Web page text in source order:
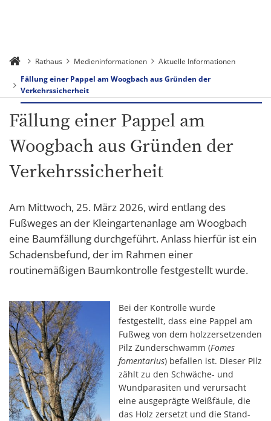
Rathaus Medieninformationen
Aktuelle Informationen
Fällung einer Pappel am Woogbach aus Gründen der
Verkehrssicherheit
Fällung einer Pappel am
Woogbach aus Gründen der
Verkehrssicherheit
Am Mittwoch, 25. März 2026, wird entlang des
Fußweges an der Kleingartenanlage am Woogbach
eine Baumfällung durchgeführt. Anlass hierfür ist ein
Schadensbefund, der im Rahmen einer
routinemäßigen Baumkontrolle festgestellt wurde.
Bei der Kontrolle wurde
festgestellt, dass eine Pappel am
Fußweg von dem holzzersetzenden
Pilz Zunderschwamm (Fomes
fomentarius) befallen ist. Dieser Pilz
zählt zu den Schwäche- und
Wundparasiten und verursacht
eine ausgeprägte Weißfäule, die
das Holz zersetzt und die Stand-